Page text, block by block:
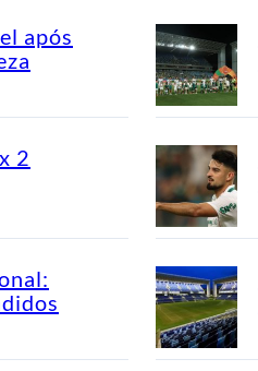
após
2